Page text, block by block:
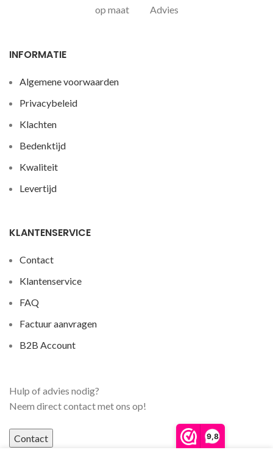
9,8
op maat
Advies
INFORMATIE
Algemene voorwaarden
Privacybeleid
Klachten
Bedenktijd
Kwaliteit
Levertijd
KLANTENSERVICE
Contact
Klantenservice
FAQ
Factuur aanvragen
B2B Account
Hulp of advies nodig?
Neem direct contact met ons op!
Contact